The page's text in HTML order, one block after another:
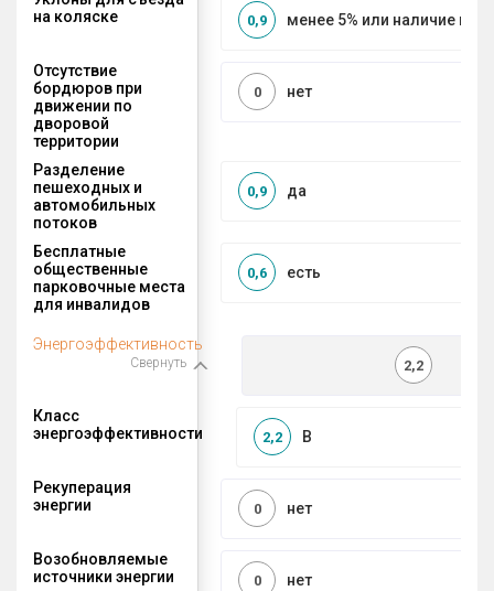
на коляске
менее 5% или наличие
0,9
Отсутствие
бордюров при
движении по
дворовой
территории
нет
0
Разделение
пешеходных и
автомобильных
потоков
да
0,9
Бесплатные
общественные
парковочные места
для инвалидов
есть
0,6
Энергоэффективность
Свернуть 2,2
Класс
энергоэффективности
B
2,2
Рекуперация
энергии
нет
0
Возобновляемые
источники энергии
нет
0